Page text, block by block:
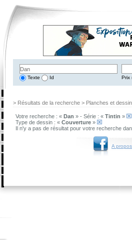
Texte Id Prix
> Résultats de la recherche > Planches et
Votre recherche : « Dan » - Série : « Tintin »
Type de dessin : « Couverture »
Il n'y a pas de résultat pour votre recherche
A